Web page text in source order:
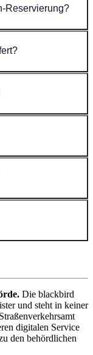
Reservierung?
Die blackbird
und steht in keiner
digitalen Service
den behördlichen